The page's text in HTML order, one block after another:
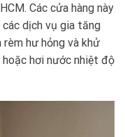
Các cửa hàng này
các dịch vụ gia tăng
hư hỏng và khử
hơi nước nhiệt độ